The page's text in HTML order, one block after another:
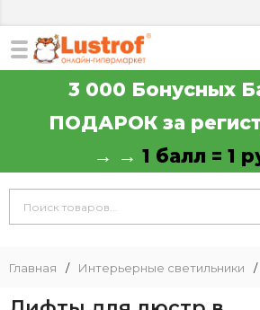
3 000 Бонусных
ПОДАРОК за
→ → 1 балл = 1
Главная / Интерьерные светильники /